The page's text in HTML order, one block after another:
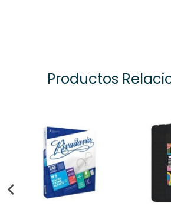
Productos